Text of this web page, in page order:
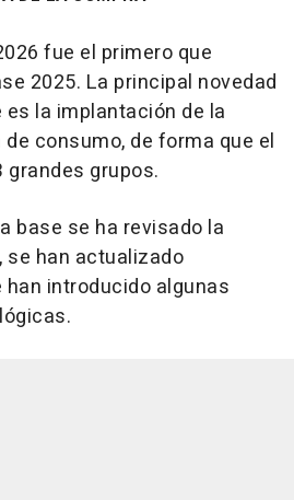
fue el primero que
2025. La principal novedad
la implantación de la
consumo, de forma que el
grandes grupos.
base se ha revisado la
se han actualizado
introducido algunas